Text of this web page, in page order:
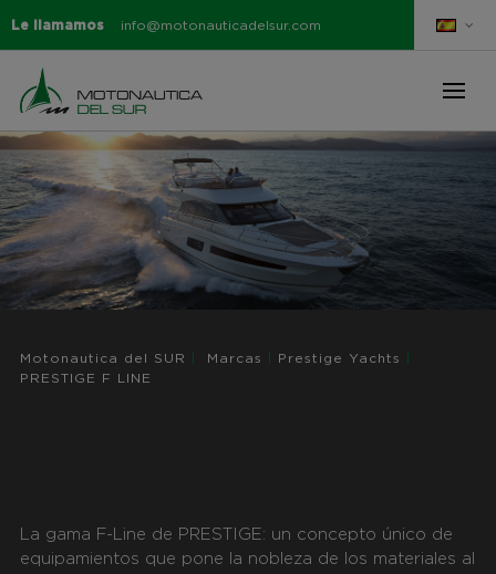
Le llamamos info@motonauticadelsur.com
Motonautica del SUR Marcas Prestige Yachts
PRESTIGE F LINE
La gama F-Line de PRESTIGE: un concepto único de
equipamientos que pone la nobleza de los materiales al